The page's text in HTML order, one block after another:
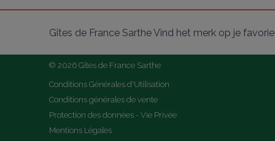
Gîtes de France Sarthe Vind het merk op je
© 2026 Gîtes de France Sarthe
Conditions Générales d'Utilisation
Conditions générales de vente
Protection des données - Vie Privée
Mentions Légales